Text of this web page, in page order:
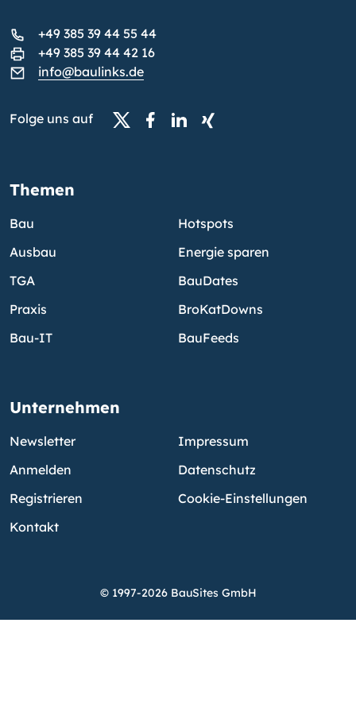
+49 385 39 44 55 44
+49 385 39 44 42 16
info@baulinks.de
Folge uns auf
Themen
Bau
Ausbau
TGA
Praxis
Bau-IT
Hotspots
Energie sparen
BauDates
BroKatDowns
BauFeeds
Unternehmen
Newsletter
Anmelden
Registrieren
Kontakt
Impressum
Datenschutz
Cookie-Einstellungen
© 1997-2026 BauSites GmbH